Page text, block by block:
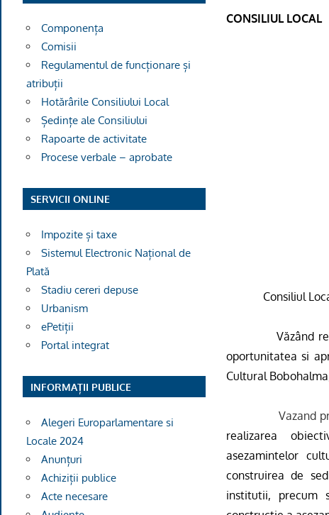
CONSILIUL LOCAL
Consiliul
Văzând
oportunitatea si
Cultural
Vazand
realizarea
asezamintelor
construirea de
institutii, precum
Componența
Comisii
Regulamentul de funcționare și
atribuții
Hotărârile Consiliului Local
Ședințe ale Consiliului
Rapoarte de activitate
Procese verbale – aprobate
SERVICII ONLINE
Impozite și taxe
Sistemul Electronic Național de
Plată
Stadiu cereri depuse
Urbanism
ePetiții
Portal integrat
INFORMAȚII PUBLICE
Alegeri Europarlamentare si
Locale 2024
Anunțuri
Achiziții publice
Acte necesare